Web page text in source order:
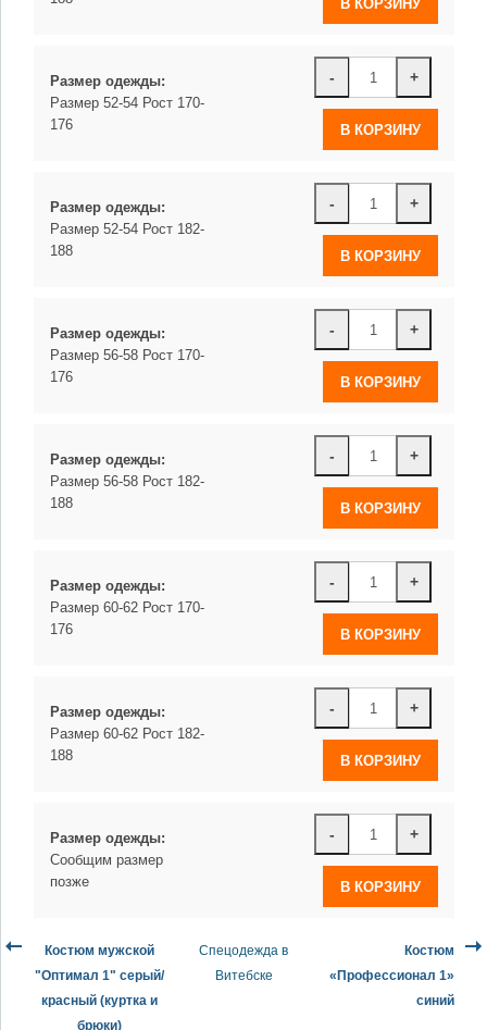
- +
Размер одежды:
Размер 52-54 Рост 170-
176
- +
Размер одежды:
Размер 52-54 Рост 182-
188
- +
Размер одежды:
Размер 56-58 Рост 170-
176
- +
Размер одежды:
Размер 56-58 Рост 182-
188
- +
Размер одежды:
Размер 60-62 Рост 170-
176
- +
Размер одежды:
Размер 60-62 Рост 182-
188
- +
Размер одежды:
Сообщим размер
позже
Костюм мужской
"Оптимал 1" серый/
красный (куртка и
брюки)
Спецодежда в
Витебске
Костюм
«Профессионал 1»
синий